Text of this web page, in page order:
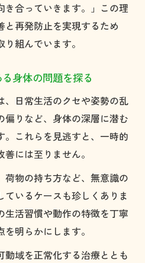
き合っていきます。」この理
再発防止を実現するため
組んでいます。
身体の問題を探る
、日常生活のクセや姿勢の乱
偏りなど、身体の深層に潜む
。これらを見逃すと、一時的
には至りません。
物の持ち方など、無意識の
いるケースも珍しくありま
生活習慣や動作の特徴を丁寧
明らかにします。
域を正常化する治療ととも